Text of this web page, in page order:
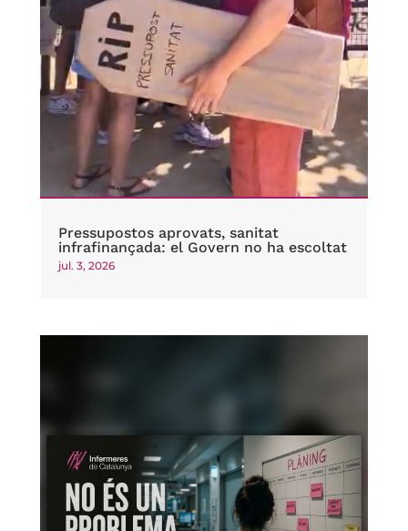
Pressupostos aprovats, sanitat
infrafinançada: el Govern no ha escoltat
jul. 3, 2026